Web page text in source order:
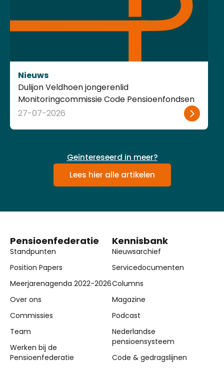
Pensioenfederatie plaatst
herstelregeling UWV-fouten
Geïntereseerd in meer?
Lees hier alle artikelen
Pensioenfederatie
Standpunten
Position Papers
Meerjarenagenda 2022-2026
Over ons
Commissies
Team
Werken bij de
Pensioenfederatie
Kennisbank
Nieuwsarchief
Servicedocumenten
Columns
Magazine
Podcast
Nederlandse
pensioensysteem
Code & gedragslijnen